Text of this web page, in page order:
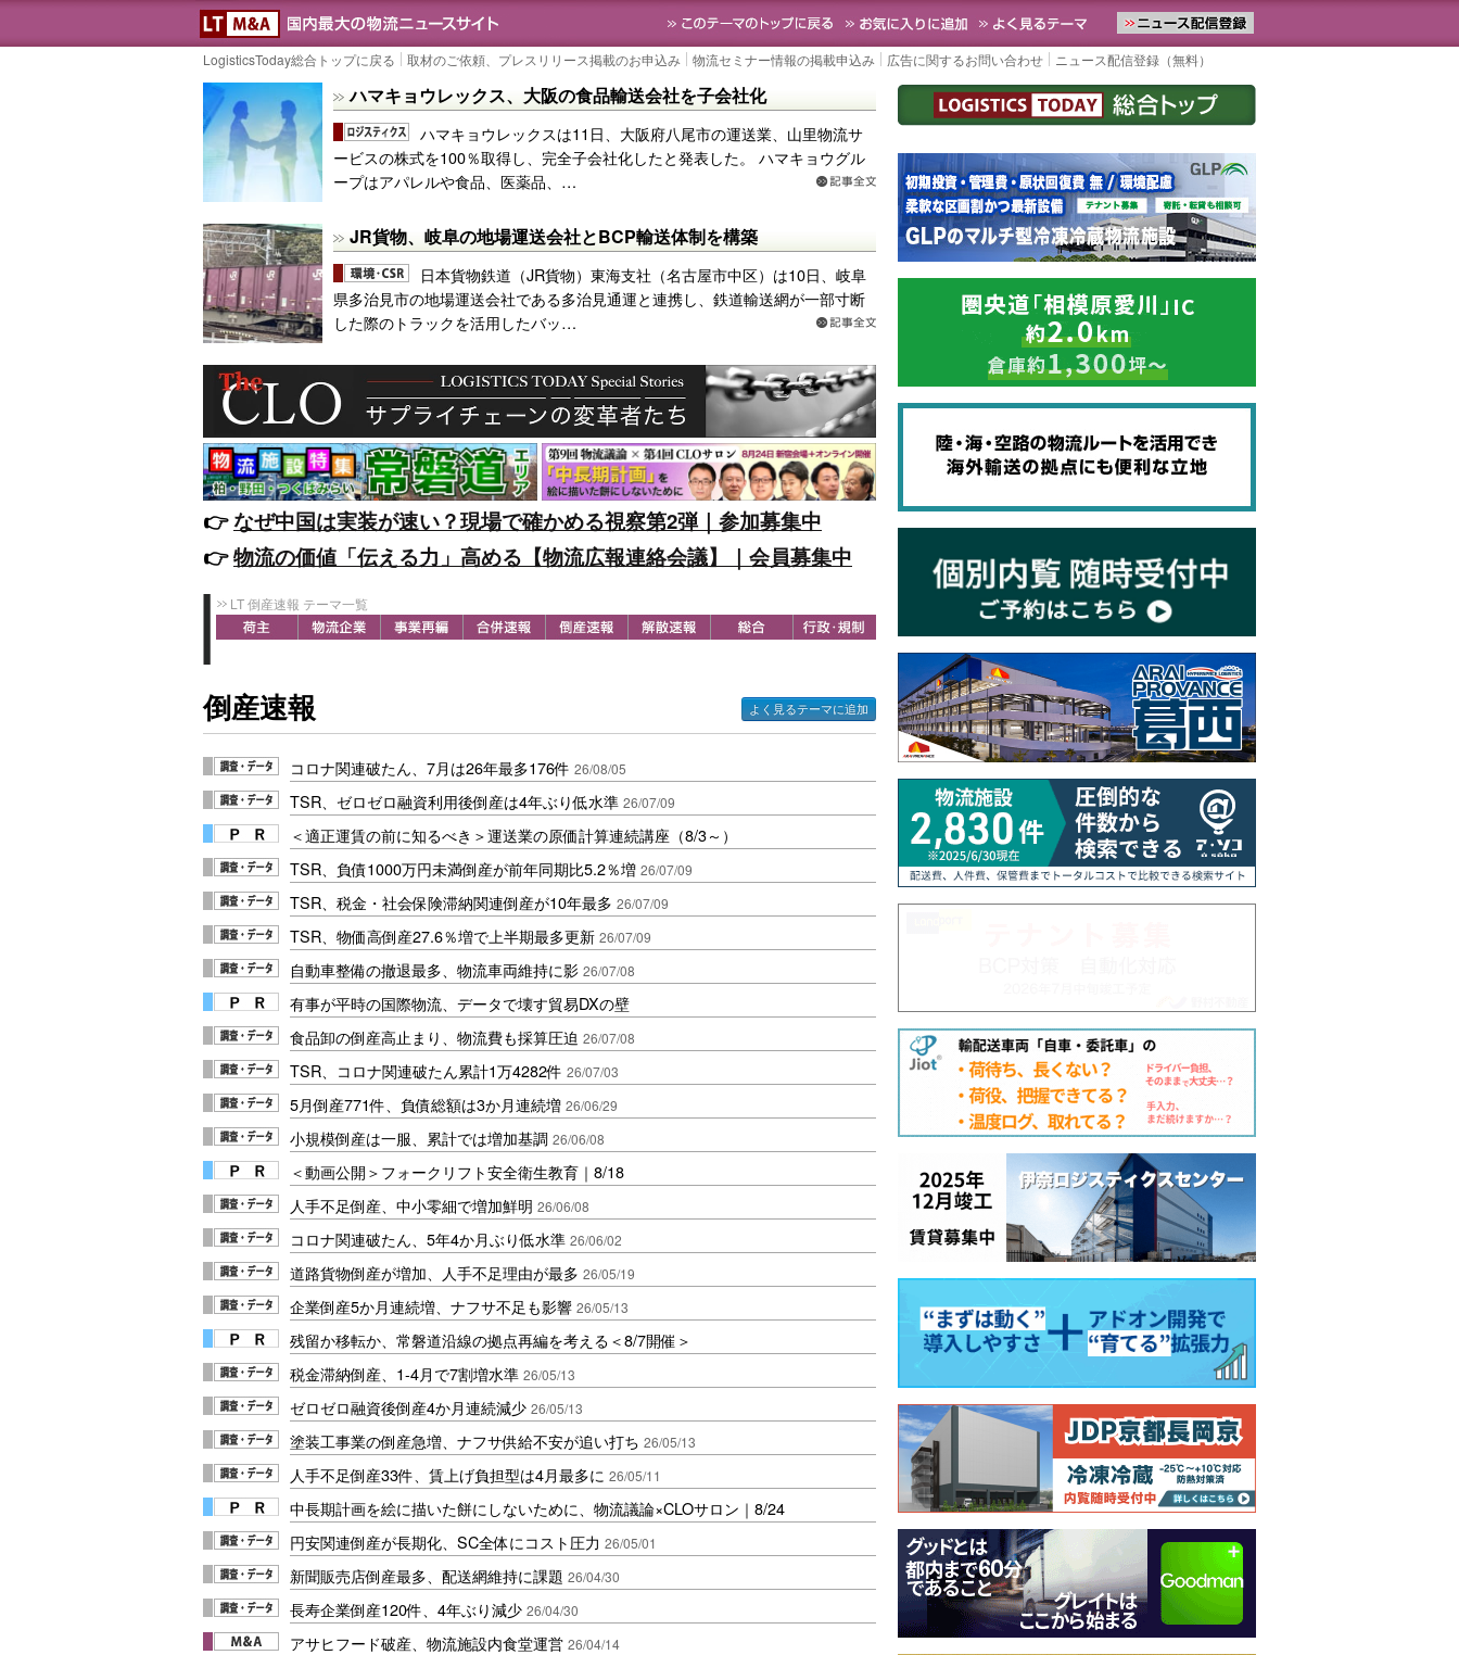
LOGISTICS TODAY｜国内最大の物流ニュースサイト3PL, SCMなど国内外の最新の物流ニュースをお届けします。物流ニュースメール配信を登録すると、平日な
TOPに戻る お気に入りに追加 よく見るテーマ
LogisticsToday総合トップに戻る 取材のご依頼、プレスリリース掲載のお申込み 物流セミナー情報の掲載申込み 広告に関するお問い合わせ ニュース配信登録（無料）
ハマキョウレックス、大阪の食品輸送会社を子会社化
ハマキョウレックスは11日、大阪府八尾市の運送業、山里物流サ
ービスの株式を100％取得し、完全子会社化したと発表した。 ハマキョウグル
ープはアパレルや食品、医薬品、…
JR貨物、岐阜の地場運送会社とBCP輸送体制を構築
日本貨物鉄道（JR貨物）東海支社（名古屋市中区）は10日、岐阜
県多治見市の地場運送会社である多治見通運と連携し、鉄道輸送網が一部寸断
した際のトラックを活用したバッ…
👉️なぜ中国は実装が速い？現場で確かめる視察第2弾｜参加募集中
👉️物流の価値「伝える力」高める【物流広報連絡会議】｜会員募集中
LT 倒産速報 テーマ一覧
倒産速報 よく見るテーマに追加
コロナ関連破たん、7月は26年最多176件 26/08/05
TSR、ゼロゼロ融資利用後倒産は4年ぶり低水準 26/07/09
＜適正運賃の前に知るべき＞運送業の原価計算連続講座（8/3～）
TSR、負債1000万円未満倒産が前年同期比5.2％増 26/07/09
TSR、税金・社会保険滞納関連倒産が10年最多 26/07/09
TSR、物価高倒産27.6％増で上半期最多更新 26/07/09
自動車整備の撤退最多、物流車両維持に影 26/07/08
有事が平時の国際物流、データで壊す貿易DXの壁
食品卸の倒産高止まり、物流費も採算圧迫 26/07/08
TSR、コロナ関連破たん累計1万4282件 26/07/03
5月倒産771件、負債総額は3か月連続増 26/06/29
小規模倒産は一服、累計では増加基調 26/06/08
＜動画公開＞フォークリフト安全衛生教育｜8/18
人手不足倒産、中小零細で増加鮮明 26/06/08
コロナ関連破たん、5年4か月ぶり低水準 26/06/02
道路貨物倒産が増加、人手不足理由が最多 26/05/19
企業倒産5か月連続増、ナフサ不足も影響 26/05/13
残留か移転か、常磐道沿線の拠点再編を考える＜8/7開催＞
税金滞納倒産、1-4月で7割増水準 26/05/13
ゼロゼロ融資後倒産4か月連続減少 26/05/13
塗装工事業の倒産急増、ナフサ供給不安が追い打ち 26/05/13
人手不足倒産33件、賃上げ負担型は4月最多に 26/05/11
中長期計画を絵に描いた餅にしないために、物流議論×CLOサロン｜8/24
円安関連倒産が長期化、SC全体にコスト圧力 26/05/01
新聞販売店倒産最多、配送網維持に課題 26/04/30
長寿企業倒産120件、4年ぶり減少 26/04/30
アサヒフード破産、物流施設内食堂運営 26/04/14